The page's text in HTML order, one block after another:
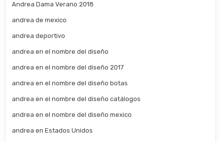
Andrea Dama Verano 2018
andrea de mexico
andrea deportivo
andrea en el nombre del diseño
andrea en el nombre del diseño 2017
andrea en el nombre del diseño botas
andrea en el nombre del diseño catálogos
andrea en el nombre del diseño mexico
andrea en Estados Unidos